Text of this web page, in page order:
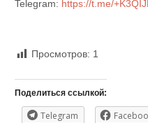
Telegram: https://t.me/
Просмотров: 1
Поделиться ссылкой:
Telegram